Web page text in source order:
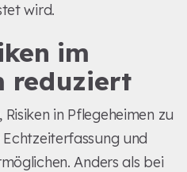
wird.
im
reduziert
in Pflegeheimen zu
und
Anders als bei